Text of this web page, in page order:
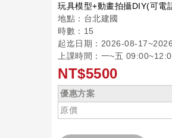
玩具模型+動畫拍攝DIY(可電
地點：台北建國
時數：15
起迄日期：2026-08-
上課時間：一~五
NT$5500
優惠方案
原價